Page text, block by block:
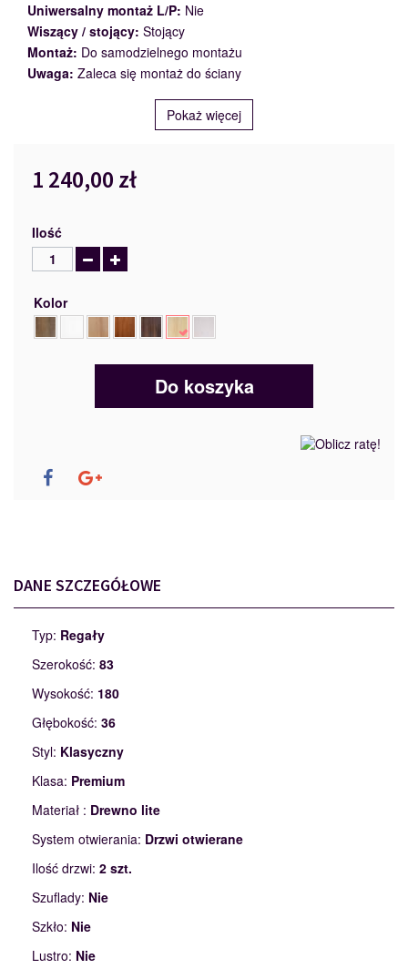
Uniwersalny montaż L/P: Nie
Wiszący / stojący: Stojący
Montaż: Do samodzielnego montażu
Uwaga: Zaleca się montaż do ściany
Pokaż więcej
1 240,00 zł
Ilość
Do koszyka
DANE SZCZEGÓŁOWE
Typ: Regały
Szerokość: 83
Wysokość: 180
Głębokość: 36
Styl: Klasyczny
Klasa: Premium
Materiał : Drewno lite
System otwierania: Drzwi otwierane
Ilość drzwi: 2 szt.
Szuflady: Nie
Szkło: Nie
Lustro: Nie